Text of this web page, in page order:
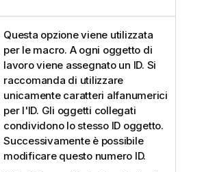
Questa opzione viene utilizzata
per le macro. A ogni oggetto di
lavoro viene assegnato un ID. Si
raccomanda di utilizzare
unicamente caratteri alfanumerici
per l'ID. Gli oggetti collegati
condividono lo stesso ID oggetto.
Successivamente è possibile
modificare questo numero ID.